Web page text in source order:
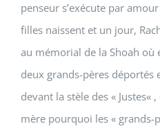
penseur s’exécute par
filles naissent et un jour,
au mémorial de la Shoah
deux grands-pères déportés
devant la stèle des « Justes«
mère pourquoi les « grands-